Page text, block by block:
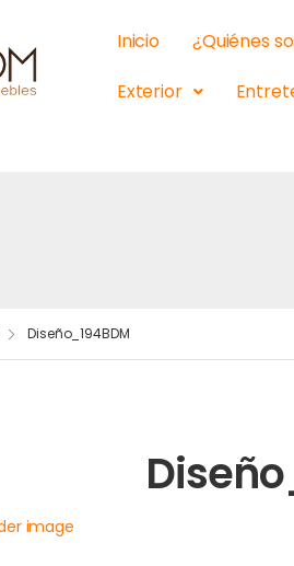
Inicio ¿Quiénes
Exterior
Diseño_194BDM